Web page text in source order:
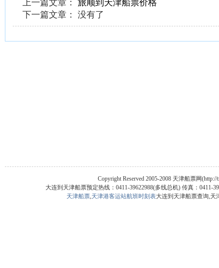
上一篇文章： 旅顺到天津船票价格
下一篇文章： 没有了
Copyright Reserved 2005-2008 天津船票网
大连到天津船票预定热线：0411-39622988(多线总机) 传真：
天津船票,天津港客运站航班时刻表大连到天津船票查询,